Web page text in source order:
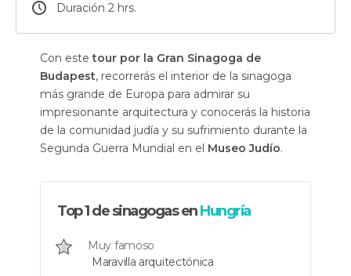
Duración 2 hrs.
Con estetour por la Gran Sinagoga de
Budapest, recorrerás el interior de la sinagoga
más grande de Europa para admirar su
impresionante arquitectura y conocerás la historia
de la comunidad judía y su sufrimiento durante la
Segunda Guerra Mundial en el Museo Judío.
Top 1 de sinagogas enHungría
Muy famoso
Maravilla arquitectónica